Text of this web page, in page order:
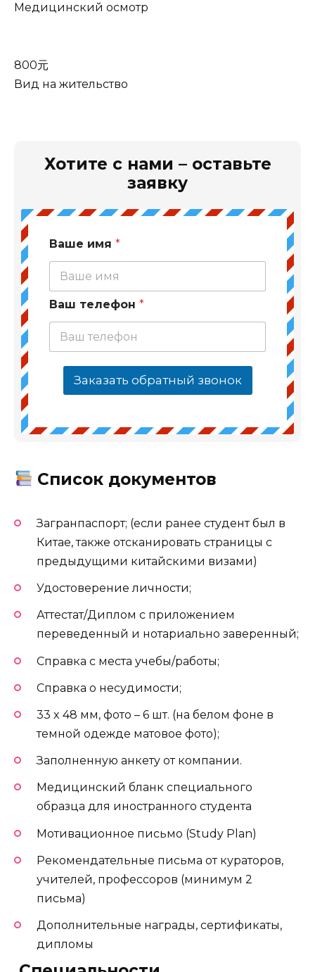
Медицинский осмотр
800元
Вид на жительство
Хотите с нами – оставьте
заявку
Ваше имя *
Ваш телефон *
Заказать обратный звонок
Список документов
Загранпаспорт; (если ранее студент был в
Китае, также отсканировать страницы с
предыдущими китайскими визами)
Удостоверение личности;
Аттестат/Диплом с приложением
переведенный и нотариально заверенный;
Справка с места учебы/работы;
Справка о несудимости;
33 x 48 мм, фото – 6 шт. (на белом фоне в
темной одежде матовое фото);
Заполненную анкету от компании.
Медицинский бланк специального
образца для иностранного студента
Мотивационное письмо (Study Plan)
Рекомендательные письма от кураторов,
учителей, профессоров (минимум 2
письма)
Дополнительные награды, сертификаты,
дипломы